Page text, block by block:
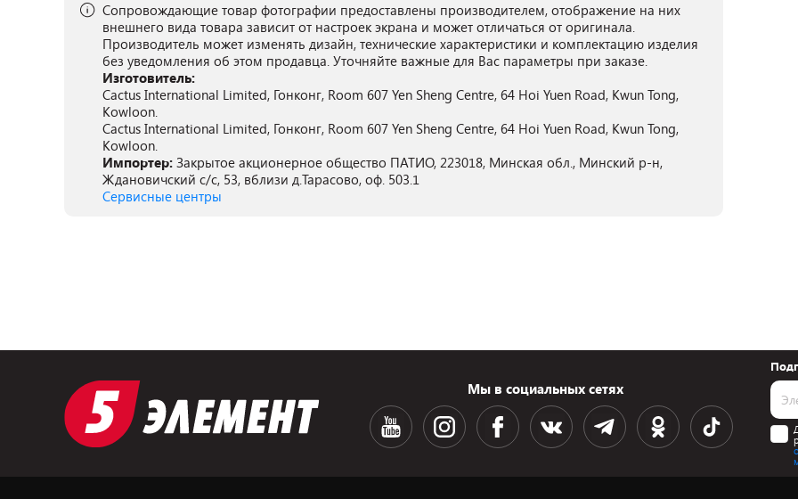
Сопровождающие товар фотографии предоставлены производителем, отображение на них
внешнего вида товара зависит от настроек экрана и может отличаться от оригинала.
Производитель может изменять дизайн, технические характеристики и комплектацию изделия
без уведомления об этом продавца. Уточняйте важные для Вас параметры при заказе.
Изготовитель:
Cactus International Limited, Гонконг, Room 607 Yen Sheng Centre, 64 Hoi Yuen Road, Kwun Tong,
Kowloon.
Cactus International Limited, Гонконг, Room 607 Yen Sheng Centre, 64 Hoi Yuen Road, Kwun Tong,
Kowloon.
Импортер: Закрытое акционерное общество ПАТИО, 223018, Минская обл., Минский р-н,
Ждановичский с/с, 53, вблизи д.Тарасово, оф. 503.1
Сервисные центры
Мы в социальных сетях